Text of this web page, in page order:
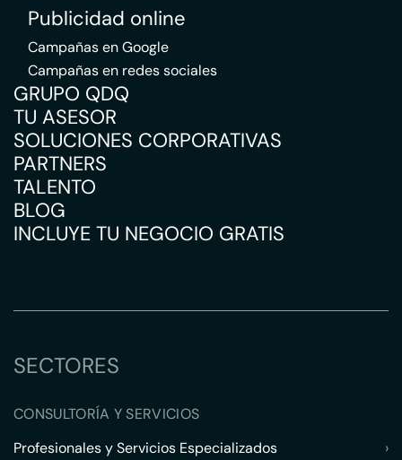
Publicidad online
Campañas en Google
Campañas en redes sociales
GRUPO QDQ
TU ASESOR
SOLUCIONES CORPORATIVAS
PARTNERS
TALENTO
BLOG
INCLUYE TU NEGOCIO GRATIS
SECTORES
CONSULTORÍA Y SERVICIOS
Profesionales y Servicios Especializados
›